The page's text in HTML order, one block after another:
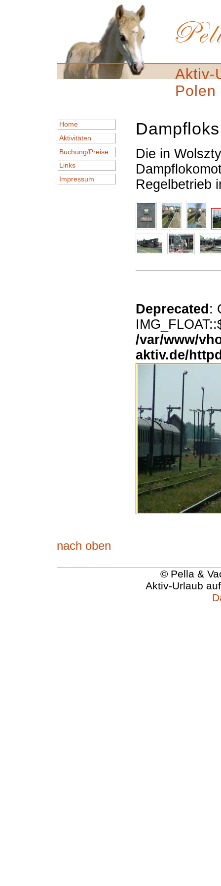
Aktiv-
Polen
Home
Aktivitäten
Buchung/Preise
Links
Impressum
Die in
Regelbetrieb
Deprecated :
/var/www/
aktiv.de/
nach oben
© Pella &
Aktiv-Urlaub